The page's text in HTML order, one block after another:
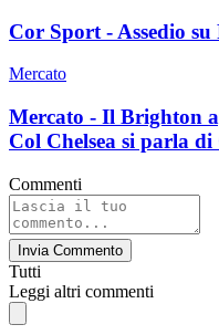
Cor Sport - Assedio
Mercato
Mercato - Il Brighton
Col Chelsea si parla
Commenti
Invia Commento
Tutti
Leggi altri commenti